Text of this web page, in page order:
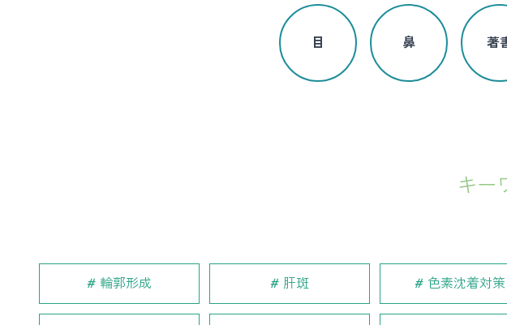
目 鼻 著
キー
輪郭形成 肝斑 色素沈着対策